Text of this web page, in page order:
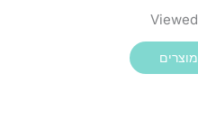
Viewed